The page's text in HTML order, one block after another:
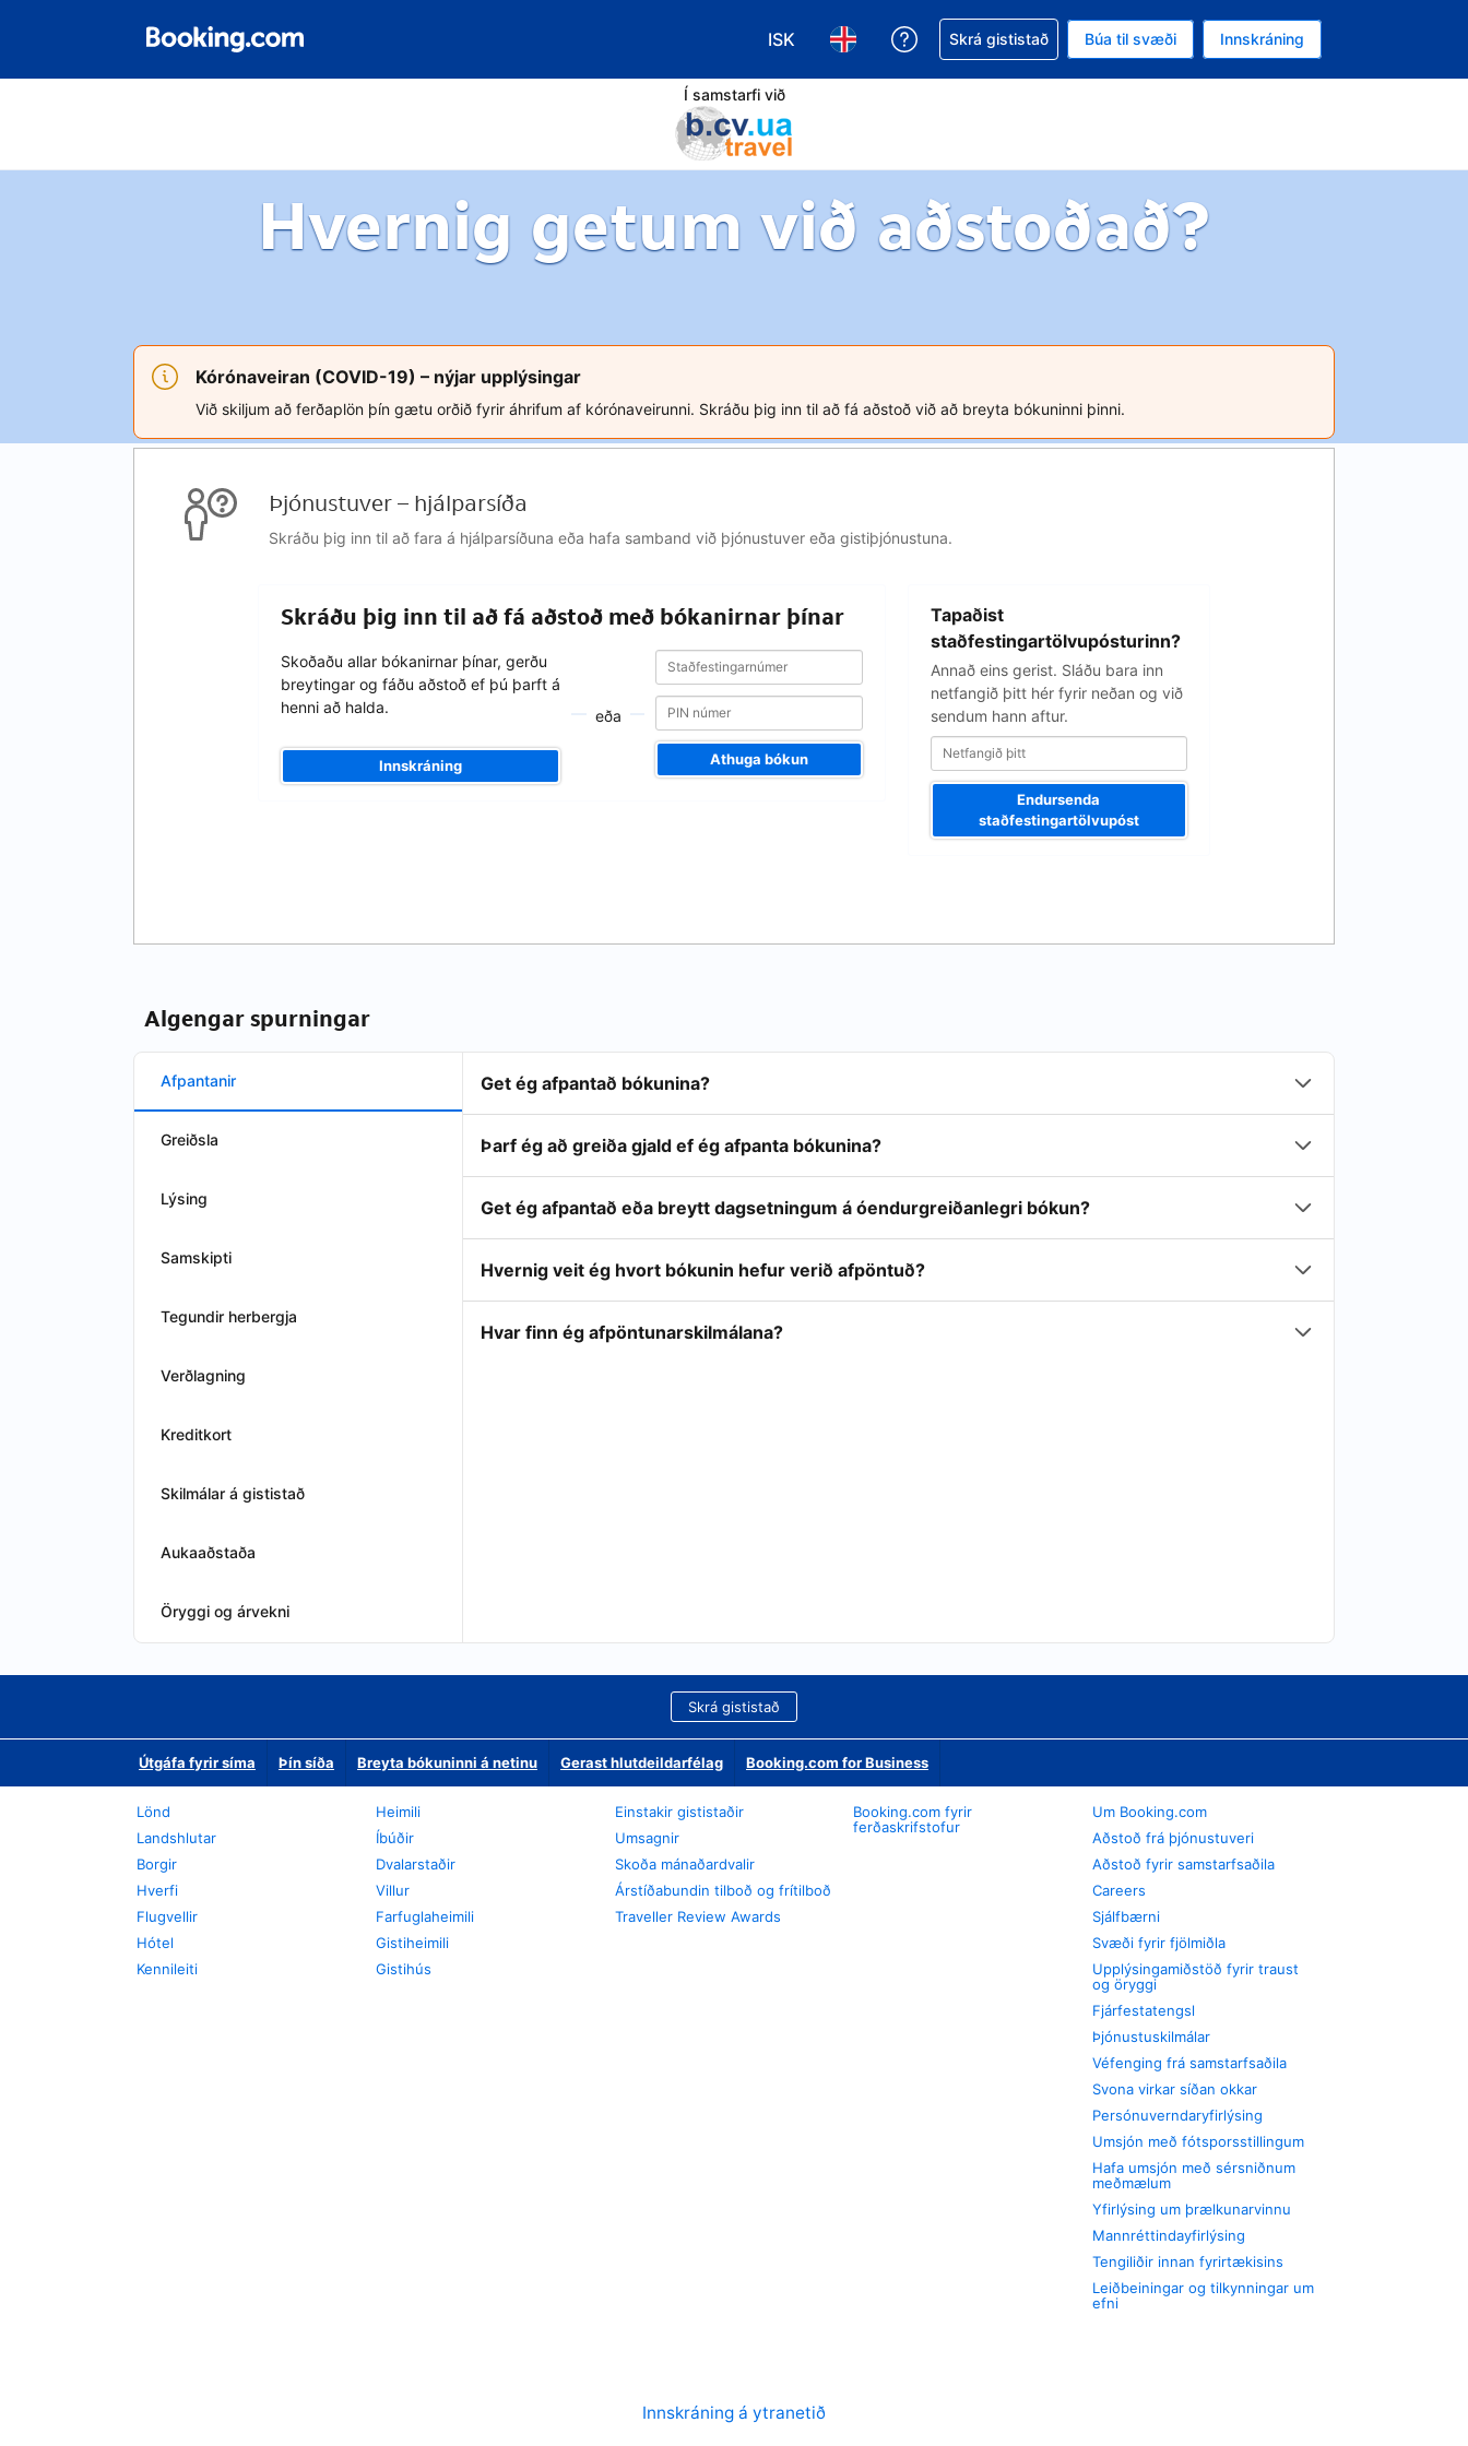
ISK
Veldu gjaldmiðil. Í augnablikinu er gjaldmiðillinn Íslensk króna
Veldu þitt tungumál. Í augnablikinu er tungumál þitt Íslensku
Fá aðstoð við bókunina
Skrá gististað Búa til svæði Innskráning
Í samstarfi við
Hvernig getum við aðstoðað?
Kórónaveiran (COVID-19) – nýjar upplýsingar
Við skiljum að ferðaplön þín gætu orðið fyrir áhrifum af kórónaveirunni. Skráðu þig inn til að fá aðstoð við að breyta bókuninni þinni.
Þjónustuver – hjálparsíða
Skráðu þig inn til að fara á hjálparsíðuna eða hafa samband við þjónustuver eða gistiþjónustuna.
Skráðu þig inn til að fá aðstoð með bókanirnar þínar
Skoðaðu allar bókanirnar þínar, gerðu
breytingar og fáðu aðstoð ef þú þarft á
henni að halda.
Innskráning
eða
Staðfestingarnúmer
Staðfestingarnúmer
Athuga bókun
Tapaðist
staðfestingartölvupósturinn?
Annað eins gerist. Sláðu bara inn
netfangið þitt hér fyrir neðan og við
sendum hann aftur.
Endursenda
staðfestingartölvupóst
Algengar spurningar
Afpantanir
Greiðsla
Lýsing
Samskipti
Tegundir herbergja
Verðlagning
Kreditkort
Skilmálar á gististað
Aukaaðstaða
Öryggi og árvekni
Get ég afpantað bókunina?
Þarf ég að greiða gjald ef ég afpanta bókunina?
Get ég afpantað eða breytt dagsetningum á óendurgreiðanlegri bókun?
Hvernig veit ég hvort bókunin hefur verið afpöntuð?
Hvar finn ég afpöntunarskilmálana?
Skrá gististað
Útgáfa fyrir síma Þín síða Breyta bókuninni á netinu Gerast hlutdeildarfélag Booking.com for Business
Lönd
Landshlutar
Borgir
Hverfi
Flugvellir
Hótel
Kennileiti
Heimili
Íbúðir
Dvalarstaðir
Villur
Farfuglaheimili
Gistiheimili
Gistihús
Einstakir gististaðir
Umsagnir
Skoða mánaðardvalir
Árstíðabundin tilboð og frítilboð
Traveller Review Awards
Booking.com fyrir
ferðaskrifstofur
Um Booking.com
Aðstoð frá þjónustuveri
Aðstoð fyrir samstarfsaðila
Careers
Sjálfbærni
Svæði fyrir fjölmiðla
Upplýsingamiðstöð fyrir traust
og öryggi
Fjárfestatengsl
Þjónustuskilmálar
Véfenging frá samstarfsaðila
Svona virkar síðan okkar
Persónuverndaryfirlýsing
Umsjón með fótsporsstillingum
Hafa umsjón með sérsniðnum
meðmælum
Yfirlýsing um þrælkunarvinnu
Mannréttindayfirlýsing
Tengiliðir innan fyrirtækisins
Leiðbeiningar og tilkynningar um
efni
Innskráning á ytranetið